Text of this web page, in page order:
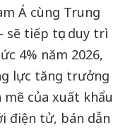
Á cùng Trung
sẽ tiếp tục duy trì
4% năm 2026,
lực tăng trưởng
mẽ của xuất khẩu
điện tử, bán dẫn